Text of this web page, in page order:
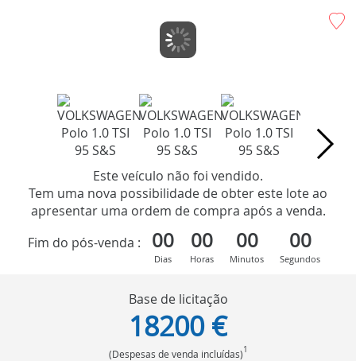
Este veículo não foi vendido.
Tem uma nova possibilidade de obter este lote ao
apresentar uma ordem de compra após a venda.
Fim do pós-venda :
00
Dias
00
Horas
00
Minutos
00
Segundos
Base de licitação
18200 €
(Despesas de venda incluídas)1